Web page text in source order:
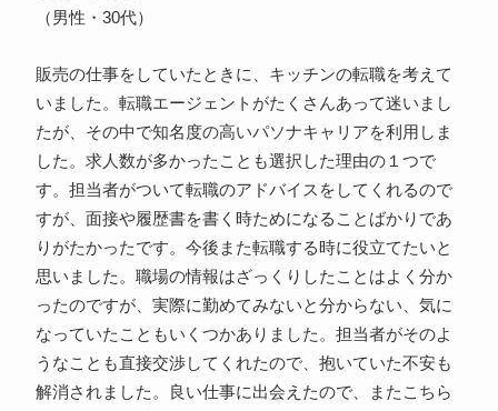
（男性・30代）
販売の仕事をしていたときに、キッチンの転職を考えて
いました。転職エージェントがたくさんあって迷いまし
たが、その中で知名度の高いパソナキャリアを利用しま
した。求人数が多かったことも選択した理由の１つで
す。担当者がついて転職のアドバイスをしてくれるので
すが、面接や履歴書を書く時ためになることばかりであ
りがたかったです。今後また転職する時に役立てたいと
思いました。職場の情報はざっくりしたことはよく分か
ったのですが、実際に勤めてみないと分からない、気に
なっていたこともいくつかありました。担当者がそのよ
うなことも直接交渉してくれたので、抱いていた不安も
解消されました。良い仕事に出会えたので、またこちら